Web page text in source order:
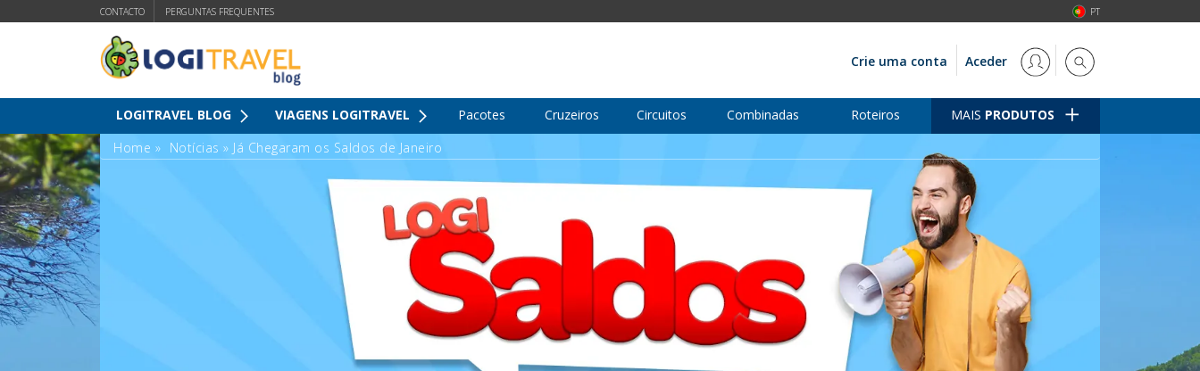
CONTACTO PERGUNTAS FREQUENTES PT
Crie uma conta Aceder
LOGITRAVEL BLOG VIAGENS LOGITRAVEL Pacotes Cruzeiros Circuitos Combinadas Roteiros MAIS PRODUTOS
Home » Notícias » Já Chegaram os Saldos de Janeiro